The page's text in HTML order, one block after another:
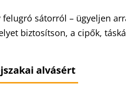
sátorról – ügyeljen
biztosítson, a cipők,
alvásért